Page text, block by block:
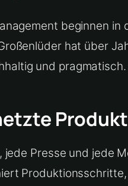
beginnen
hat über
und
jede Presse und